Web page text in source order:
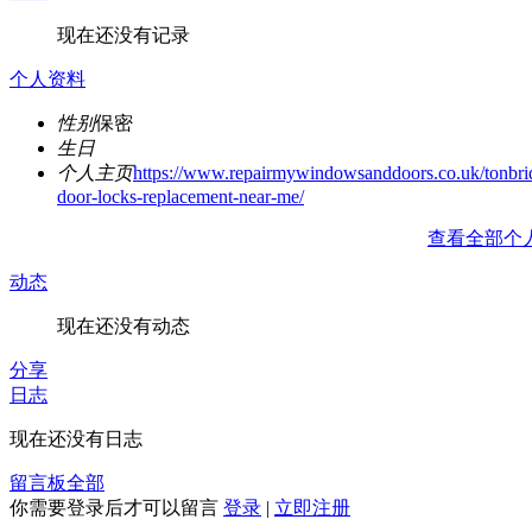
现在还没有记录
个人资料
性别保密
生日
个人主页https://www.repairmywindowsanddoors.co.uk/
door-locks-replacement-near-me/
查看全部个
动态
现在还没有动态
分享
日志
现在还没有日志
留言板全部
你需要登录后才可以留言 登录 | 立即注册